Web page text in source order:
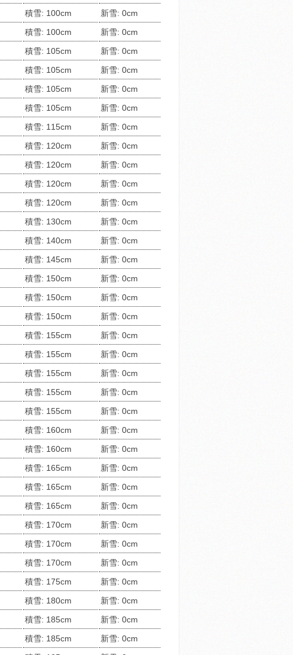
積雪: 100cm
新雪: 0cm
積雪: 100cm
新雪: 0cm
積雪: 105cm
新雪: 0cm
積雪: 105cm
新雪: 0cm
積雪: 105cm
新雪: 0cm
積雪: 105cm
新雪: 0cm
積雪: 115cm
新雪: 0cm
積雪: 120cm
新雪: 0cm
積雪: 120cm
新雪: 0cm
積雪: 120cm
新雪: 0cm
積雪: 120cm
新雪: 0cm
積雪: 130cm
新雪: 0cm
積雪: 140cm
新雪: 0cm
積雪: 145cm
新雪: 0cm
積雪: 150cm
新雪: 0cm
積雪: 150cm
新雪: 0cm
積雪: 150cm
新雪: 0cm
積雪: 155cm
新雪: 0cm
積雪: 155cm
新雪: 0cm
積雪: 155cm
新雪: 0cm
積雪: 155cm
新雪: 0cm
積雪: 155cm
新雪: 0cm
積雪: 160cm
新雪: 0cm
積雪: 160cm
新雪: 0cm
積雪: 165cm
新雪: 0cm
積雪: 165cm
新雪: 0cm
積雪: 165cm
新雪: 0cm
積雪: 170cm
新雪: 0cm
積雪: 170cm
新雪: 0cm
積雪: 170cm
新雪: 0cm
積雪: 175cm
新雪: 0cm
積雪: 180cm
新雪: 0cm
積雪: 185cm
新雪: 0cm
積雪: 185cm
新雪: 0cm